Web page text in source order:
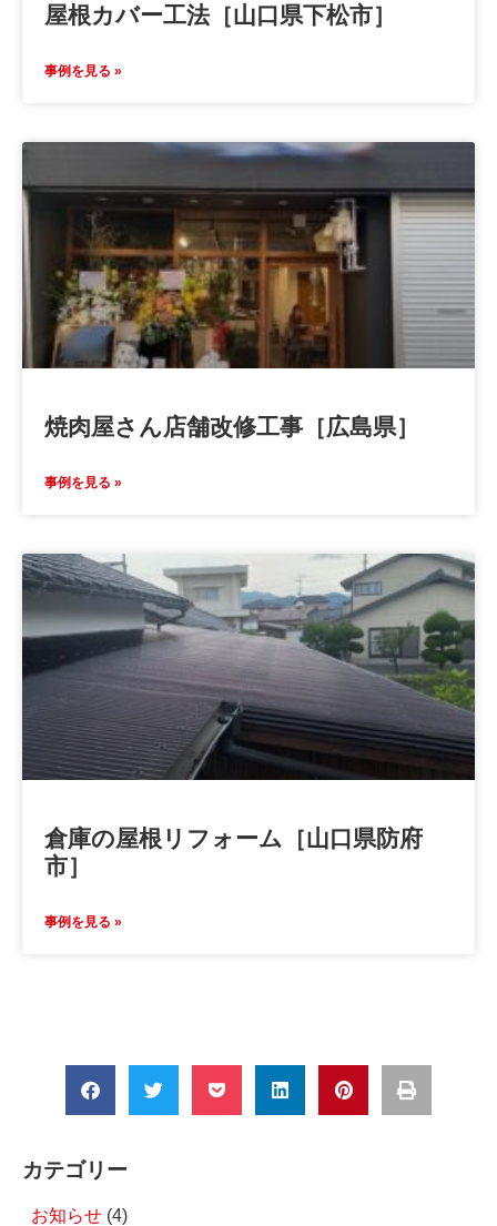
屋根カバー工法［山口県下松市］
事例を見る »
焼肉屋さん店舗改修工事［広島県］
事例を見る »
倉庫の屋根リフォーム［山口県防府
市］
事例を見る »
カテゴリー
お知らせ (4)